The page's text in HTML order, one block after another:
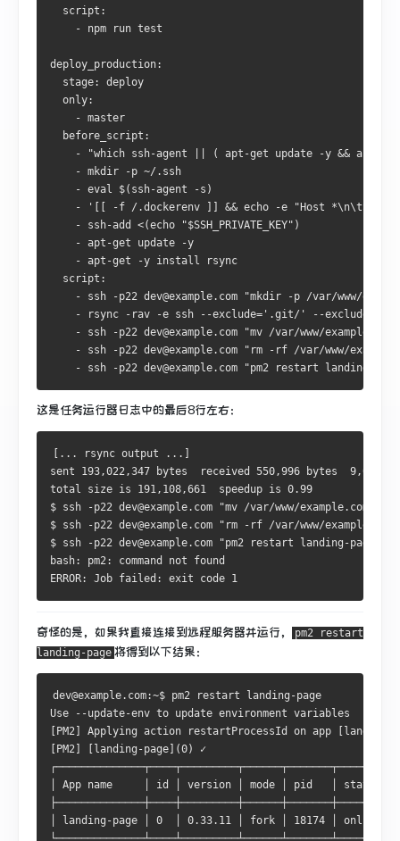
  script:
    - npm run test
deploy_production:
  stage: deploy
  only:
    - master
  before_script:
- "which ssh-agent || ( apt-get update -y && apt-
    - mkdir -p ~/.ssh
    - eval $(ssh-agent -s)
- '[[ -f /.dockerenv ]] && echo -e "Host
    - ssh-add <(echo "$SSH_PRIVATE_KEY")
    - apt-get update -y
    - apt-get -y install rsync
  script:
- ssh -p22 dev@example.com "mkdir -p /var/www/
- rsync -rav -e ssh --exclude='.git/' --
- ssh -p22 dev@example.com "mv /var/www/
- ssh -p22 dev@example.com "rm -rf /var/www/
- ssh -p22 dev@example.com "pm2 restart landing-
这是任务运行器日志中的最后8行左右：
[... rsync output ...]
sent 193,022,347 bytes  received 550,996 bytes
total size is 191,108,661  speedup is 0.99
$ ssh -p22 dev@example.com "mv /var/www/example.com/
$ ssh -p22 dev@example.com "rm -rf /var/www/
$ ssh -p22 dev@example.com "pm2 restart landing-page"
bash: pm2: command not found
ERROR: Job failed: exit code 1
奇怪的是，如果我直接连接到远程服务器并运行，
pm2 restart
landing-page 将得到以下结果：
dev@example.com:~$ pm2 restart landing-page
Use --update-env to update environment variables
[PM2] Applying action restartProcessId on app
[PM2] [landing-page](0) ✓
│ App name     │ id │ version │ mode │ pid   │ status
│ landing-page │ 0  │ 0.33.11 │ fork │ 18174 │